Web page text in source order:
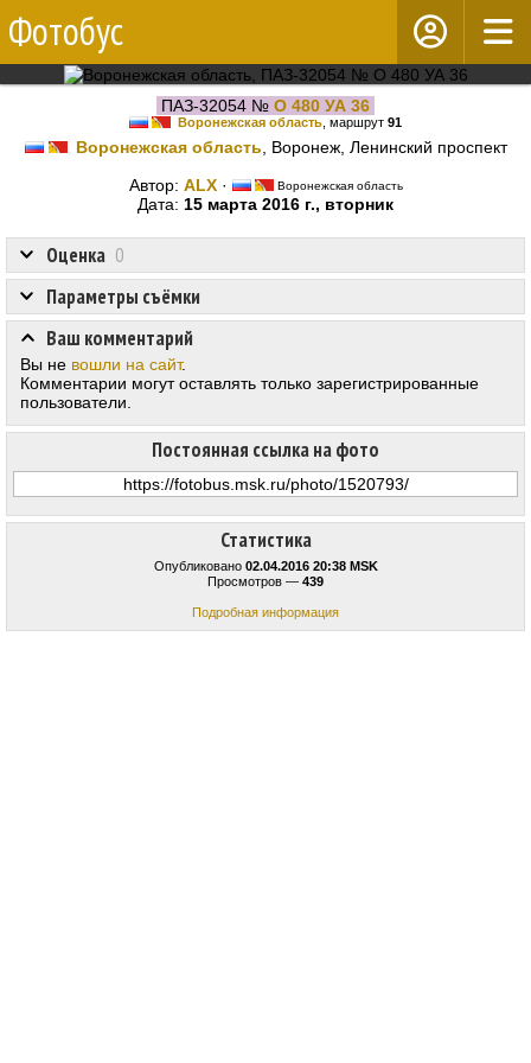
Фотобус
ПАЗ-32054 № О 480 УА 36
Воронежская область , маршрут 91
Воронежская область , Воронеж, Ленинский проспект
Автор: ALX· Воронежская область
Дата: 15 марта 2016 г., вторник
Статистика
Опубликовано 02.04.2016 20:38 MSK
Просмотров — 439
Подробная информация
Оценка 0
Постоянная ссылка на фото
Параметры съёмки
Ваш комментарий
Вы не вошли на сайт.
Комментарии могут оставлять только зарегистрированные
пользователи.